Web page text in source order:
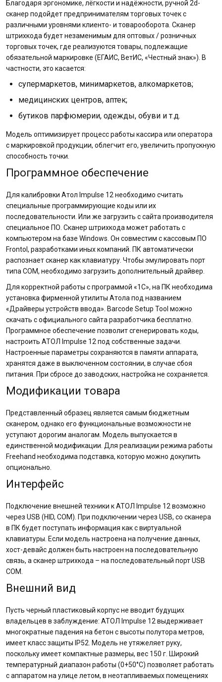
Благодаря эргономике, лёгкости и надёжности, ручной 2d-
сканер подойдет предпринимателям торговых точек с
различными уровнями клиенто- и товарооборота. Сканер
штрихкода будет незаменимым для оптовых / розничных
торговых точек, где реализуются товары, подлежащие
обязательной маркировке (ЕГАИС, ВетИС, «Честный знак»). В
частности, это касается:
супермаркетов, минимаркетов, алкомаркетов;
медицинских центров, аптек;
бутиков парфюмерии, одежды, обуви и т.д.
Модель оптимизирует процесс работы кассира или оператора
с маркировкой продукции, облегчит его, увеличить пропускную
способность точки.
Программное обеспечение
Для калибровки Атол Impulse 12 необходимо считать
специальные программирующие коды или их
последовательности. Или же загрузить с сайта производителя
специальное ПО. Сканер штрихкода может работать с
компьютером на базе Windows. Он совместим с кассовым ПО
Frontol, разработками иных компаний. ПК автоматически
распознает сканер как клавиатуру. Чтобы эмулировать порт
типа СОМ, необходимо загрузить дополнительный драйвер.
Для корректной работы с программой «1С», на ПК необходима
установка фирменной утилиты Атола под названием
«Драйверы устройств ввода». Barcode Setup Tool можно
скачать с официального сайта разработчика бесплатно.
Программное обеспечение позволит сгенерировать коды,
настроить АТОЛ Impulse 12 под собственные задачи.
Настроенные параметры сохраняются в памяти аппарата,
хранятся даже в выключенном состоянии, в случае сбоя
питания. При сбросе до заводских, настройка не сохраняется.
Модификации товара
Представленный образец является самым бюджетным
сканером, однако его функциональные возможности не
уступают дорогим аналогам. Модель выпускается в
единственной модификации. Для реализации режима работы
Freehand необходима подставка, которую можно докупить
опционально.
Интерфейс
Подключение внешней техники к АТОЛ Impulse 12 возможно
через USB (HID, COM). При подключении через USB, со сканера
в ПК будет поступать информация как с виртуальной
клавиатуры. Если модель настроена на получение данных,
хост-девайс должен быть настроен на последовательную
связь, а сканер штрихкода – на последовательный порт USB
COM.
Внешний вид
Пусть черный пластиковый корпус не вводит будущих
владельцев в заблуждение: АТОЛ Impulse 12 выдерживает
многократные падения на бетон с высоты полутора метров,
имеет класс защиты IP52. Модель не утяжеляет руку,
поскольку имеет компактные размеры, вес 150 г. Широкий
температурный диапазон работы (0+50°C) позволяет работать
с аппаратом на улице летом, в неотапливаемых помещениях